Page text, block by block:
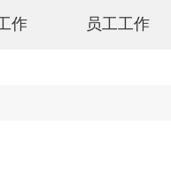
作 员工工作